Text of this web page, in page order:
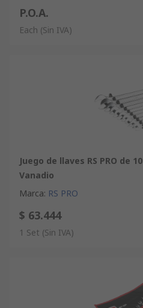
P.O.A.
Each (Sin IVA)
Juego de llaves RS PRO de
Vanadio
Marca: RS PRO
$ 63.444
1 Set (Sin IVA)